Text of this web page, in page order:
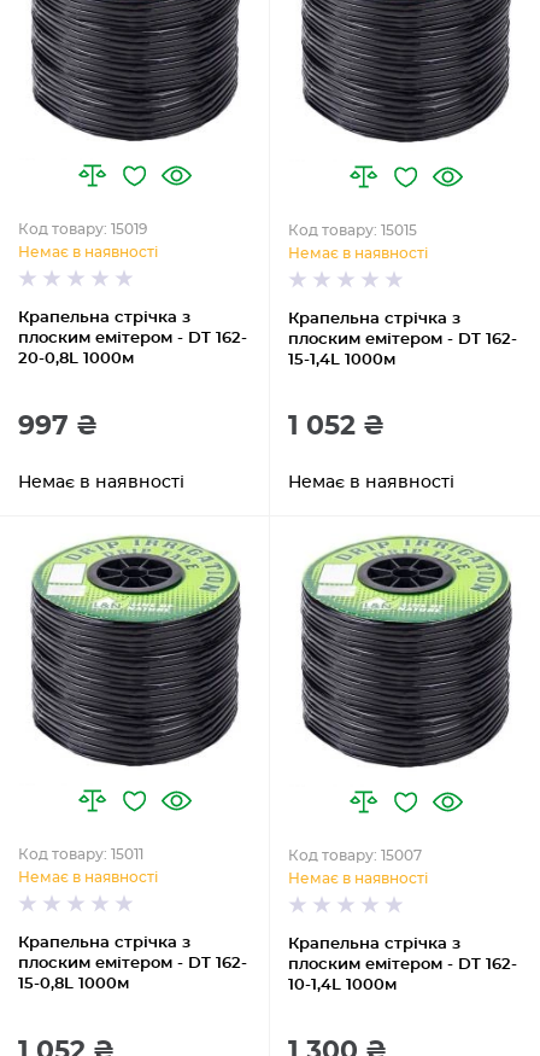
Крапельна стрічка з
плоским емітером - DT 162-
20-0,8L 1000м
Код товару: 15019
Немає в наявності
997 ₴
Немає в наявності
Крапельна стрічка з
плоским емітером - DT 162-
15-1,4L 1000м
Код товару: 15015
Немає в наявності
1 052 ₴
Немає в наявності
Крапельна стрічка з
плоским емітером - DT 162-
15-0,8L 1000м
Код товару: 15011
Немає в наявності
Крапельна стрічка з
плоским емітером - DT 162-
10-1,4L 1000м
Код товару: 15007
Немає в наявності